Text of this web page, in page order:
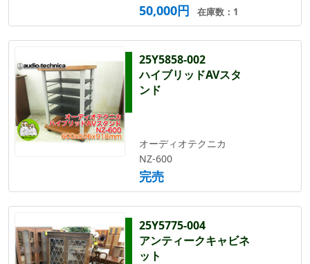
50,000円 在庫数：1
25Y5858-002
ハイブリッドAVスタ
ンド
オーディオテクニカ
NZ-600
完売
25Y5775-004
アンティークキャビネ
ット